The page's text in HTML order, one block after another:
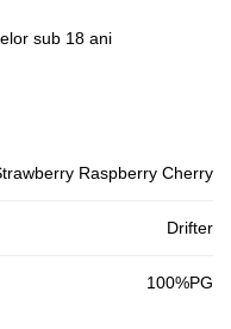
sub 18 ani
Raspberry Cherry
Drifter
100%PG